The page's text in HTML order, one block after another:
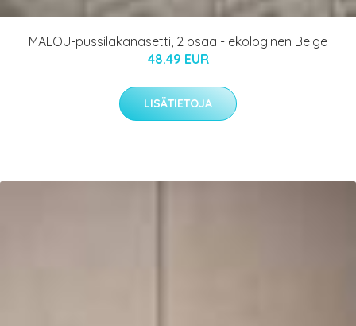
MALOU-pussilakanasetti, 2 osaa - ekologinen Beige
48.49 EUR
LISÄTIETOJA